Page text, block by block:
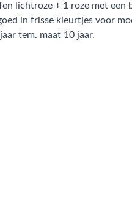
lichtroze + 1 roze met een
in frisse kleurtjes voor
tem. maat 10 jaar.